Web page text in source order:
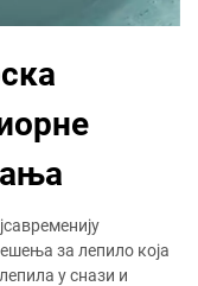
за лепило која
у снази и